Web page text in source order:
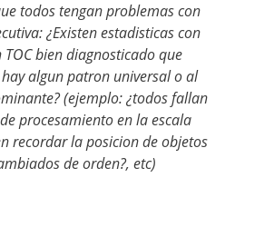
todos tengan problemas con
¿Existen estadisticas con
bien diagnosticado que
algun patron universal o al
(ejemplo: ¿todos fallan
procesamiento en la escala
recordar la posicion de objetos
de orden?, etc)